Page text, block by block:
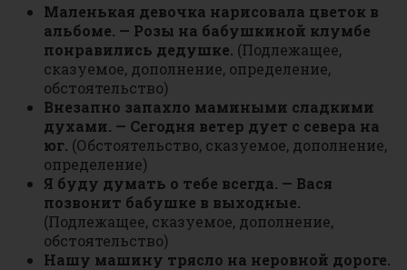
Маленькая девочка нарисовала цветок в
альбоме. — Розы на бабушкиной клумбе
понравились дедушке. (Подлежащее,
сказуемое, дополнение, определение,
обстоятельство)
Внезапно запахло мамиными сладкими
духами. — Сегодня ветер дует с севера на
юг. (Обстоятельство, сказуемое, дополнение,
определение)
Я буду думать о тебе всегда. — Вася
позвонит бабушке в выходные.
(Подлежащее, сказуемое, дополнение,
обстоятельство)
Нашу машину трясло на неровной дороге.